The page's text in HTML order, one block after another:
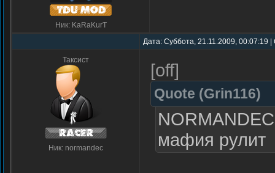
Ник: KaRaKurT
Дата: Суббота, 21.11.2009, 00:07:19
Таксист
Ник: normandec
[off]
Quote (Grin116)
мафия рулит